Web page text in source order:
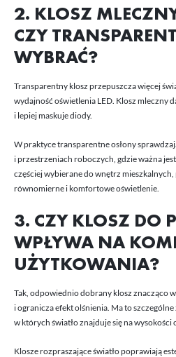
2. KLOSZ
CZY
WYBRAĆ?
Transparentny klosz przepuszcza więcej
wydajność oświetlenia LED. Klosz mleczny
i lepiej maskuje diody.
W praktyce transparentne osłony
i przestrzeniach roboczych, gdzie ważna
częściej wybierane do wnętrz
równomierne i komfortowe oświetlenie.
3. CZY KLOSZ DO
WPŁYWA NA
UŻYTKOWANIA?
Tak, odpowiednio dobrany klosz znacząco
i ogranicza efekt olśnienia. Ma to
w których światło znajduje się na wysokości
Klosze rozpraszające światło poprawiają